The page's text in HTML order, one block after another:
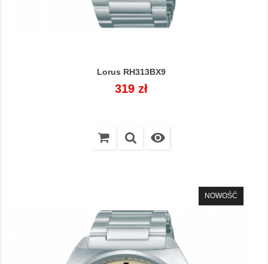
Lorus RH313BX9
Cena
319 zł

NOWOŚĆ